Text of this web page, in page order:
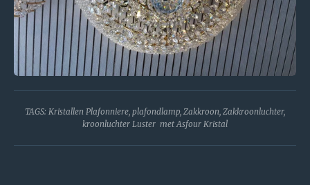
TAGS: Kristallen Plafonniere, plafondlamp, Zakkroon, Zakkroonluchter,
kroonluchter Luster met Asfour Kristal